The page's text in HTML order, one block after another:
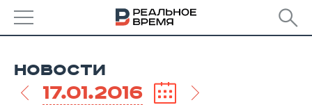
НОВОСТИ
НОВОСТИ
17.01.2016